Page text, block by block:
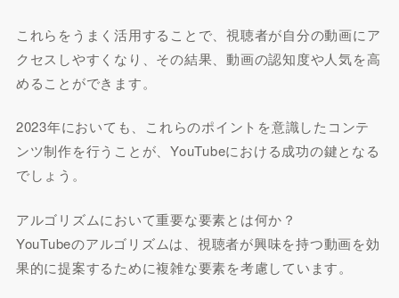
これらをうまく活用することで、視聴者が自分の動画にア
クセスしやすくなり、その結果、動画の認知度や人気を高
めることができます。
2023年においても、これらのポイントを意識したコンテ
ンツ制作を行うことが、YouTubeにおける成功の鍵となる
でしょう。
アルゴリズムにおいて重要な要素とは何か？
YouTubeのアルゴリズムは、視聴者が興味を持つ動画を効
果的に提案するために複雑な要素を考慮しています。